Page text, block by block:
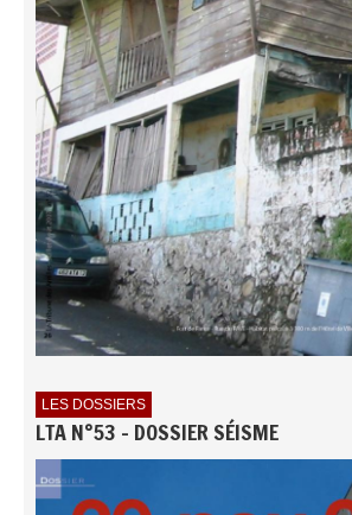
LES DOSSIERS
LTA N°53 - DOSSIER SÉISME